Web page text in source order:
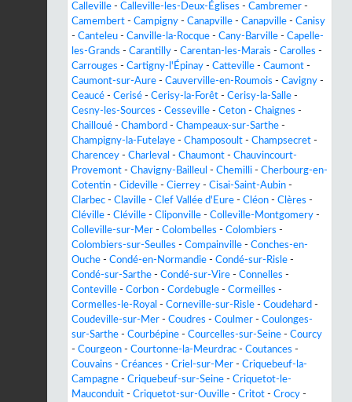
Calleville - Calleville-les-Deux-Églises - Cambremer -
Camembert - Campigny - Canapville - Canapville - Canisy
- Canteleu - Canville-la-Rocque - Cany-Barville - Capelle-
les-Grands - Carantilly - Carentan-les-Marais - Carolles -
Carrouges - Cartigny-l'Épinay - Catteville - Caumont -
Caumont-sur-Aure - Cauverville-en-Roumois - Cavigny -
Ceaucé - Cerisé - Cerisy-la-Forêt - Cerisy-la-Salle -
Cesny-les-Sources - Cesseville - Ceton - Chaignes -
Chailloué - Chambord - Champeaux-sur-Sarthe -
Champigny-la-Futelaye - Champosoult - Champsecret -
Charencey - Charleval - Chaumont - Chauvincourt-
Provemont - Chavigny-Bailleul - Chemilli - Cherbourg-en-
Cotentin - Cideville - Cierrey - Cisai-Saint-Aubin -
Clarbec - Claville - Clef Vallée d'Eure - Cléon - Clères -
Cléville - Cléville - Cliponville - Colleville-Montgomery -
Colleville-sur-Mer - Colombelles - Colombiers -
Colombiers-sur-Seulles - Compainville - Conches-en-
Ouche - Condé-en-Normandie - Condé-sur-Risle -
Condé-sur-Sarthe - Condé-sur-Vire - Connelles -
Conteville - Corbon - Cordebugle - Cormeilles -
Cormelles-le-Royal - Corneville-sur-Risle - Coudehard -
Coudeville-sur-Mer - Coudres - Coulmer - Coulonges-
sur-Sarthe - Courbépine - Courcelles-sur-Seine - Courcy
- Courgeon - Courtonne-la-Meurdrac - Coutances -
Couvains - Créances - Criel-sur-Mer - Criquebeuf-la-
Campagne - Criquebeuf-sur-Seine - Criquetot-le-
Mauconduit - Criquetot-sur-Ouville - Critot - Crocy -